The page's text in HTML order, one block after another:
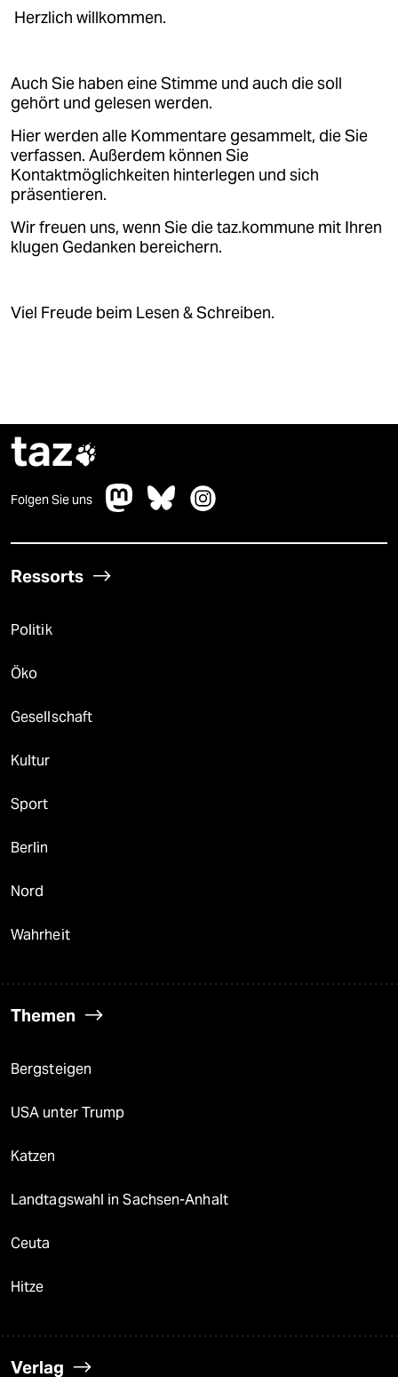
shop
unterstützen
abo
genossenschaft
epaper login
Herzlich willkommen.
Auch Sie haben eine Stimme und auch die soll
gehört und gelesen werden.
Hier werden alle Kommentare gesammelt, die Sie
verfassen. Außerdem können Sie
Kontaktmöglichkeiten hinterlegen und sich
präsentieren.
Wir freuen uns, wenn Sie die taz.kommune mit Ihren
klugen Gedanken bereichern.
Viel Freude beim Lesen & Schreiben.
taz
Folgen Sie uns
Ressorts
Politik
Öko
Gesellschaft
Kultur
Sport
Berlin
Nord
Wahrheit
Themen
Bergsteigen
USA unter Trump
Katzen
Landtagswahl in Sachsen-Anhalt
Ceuta
Hitze
Verlag